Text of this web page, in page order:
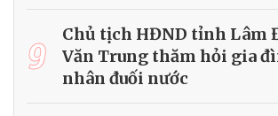
9
Chủ tịch HĐND tỉnh Lâm
Văn Trung thăm hỏi gia
nhân đuối nước